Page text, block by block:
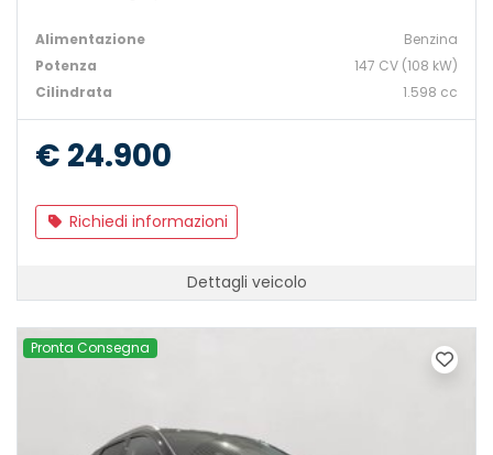
Alimentazione
Benzina
Potenza
147 CV (108 kW)
Cilindrata
1.598 cc
€ 24.900
Richiedi informazioni
Dettagli veicolo
Pronta Consegna